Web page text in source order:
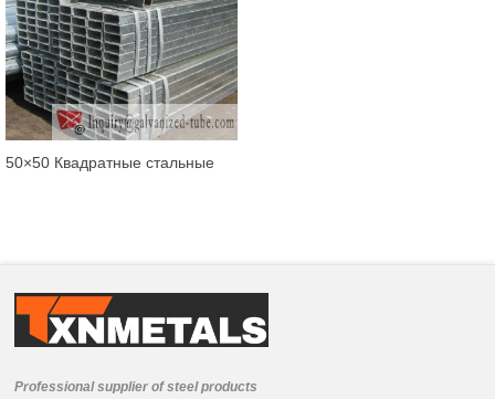
50×50 Квадратные стальные
Professional supplier of steel products